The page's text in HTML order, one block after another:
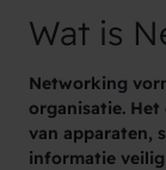
Wat is
Networking
organisatie.
van apparaten,
informatie veilig